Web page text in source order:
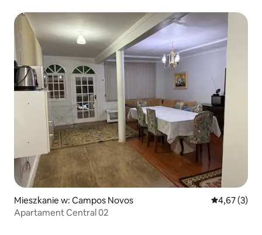
Mieszkanie w: Campos Novos Średnia
4,67 (3)
Apartament Central 02